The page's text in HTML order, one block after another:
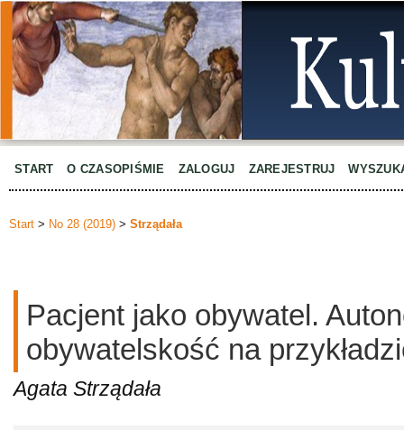
START O CZASOPIŚMIE ZALOGUJ ZAREJESTRUJ
Start > No 28 (2019) > Strządała
Pacjent jako obywatel.
obywatelskość na
Agata Strządała